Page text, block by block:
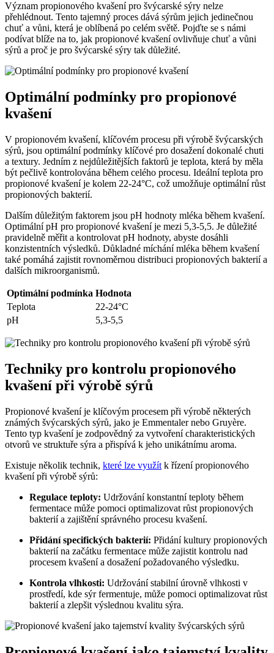
Význam propionového kvašení pro švýcarské sýry nelze
přehlédnout. Tento tajemný proces dává sýrům jejich jedinečnou
chuť a vůni, která je oblíbená po celém světě. Pojďte se s námi
podívat blíže na to, jak propionové kvašení ovlivňuje chuť a vůni
sýrů a proč je pro švýcarské sýry tak důležité.
Optimální podmínky pro propionové
kvašení
V propionovém kvašení, klíčovém procesu při výrobě švýcarských
sýrů, jsou optimální podmínky klíčové pro dosažení dokonalé chuti
a textury. Jedním z nejdůležitějších faktorů je teplota, která by měla
být pečlivě kontrolována během celého procesu. Ideální teplota pro
propionové kvašení je kolem 22-24°C, což umožňuje optimální růst
propionových bakterií.
Dalším důležitým faktorem jsou pH hodnoty mléka během kvašení.
Optimální pH pro propionové kvašení je mezi 5,3-5,5. Je důležité
pravidelně měřit a kontrolovat pH hodnoty, abyste dosáhli
konzistentních výsledků. Důkladné míchání mléka během kvašení
také pomáhá zajistit rovnoměrnou distribuci propionových bakterií a
dalších mikroorganismů.
Optimální podmínka Hodnota
Teplota
22-24°C
pH
5,3-5,5
Techniky pro kontrolu propionového
kvašení při výrobě sýrů
Propionové kvašení je klíčovým procesem při výrobě některých
známých švýcarských sýrů, jako je Emmentaler nebo Gruyère.
Tento typ kvašení je zodpovědný za vytvoření charakteristických
otvorů ve struktuře sýra a přispívá k jeho unikátnímu aroma.
Existuje několik technik, které lze využít k řízení propionového
kvašení při výrobě sýrů:
Regulace teploty: Udržování konstantní teploty během
fermentace může pomoci optimalizovat růst propionových
bakterií a zajištění správného procesu kvašení.
Přidání specifických bakterií: Přidání kultury propionových
bakterií na začátku fermentace může zajistit kontrolu nad
procesem kvašení a dosažení požadovaného výsledku.
Kontrola vlhkosti: Udržování stabilní úrovně vlhkosti v
prostředí, kde sýr fermentuje, může pomoci optimalizovat růst
bakterií a zlepšit výslednou kvalitu sýra.